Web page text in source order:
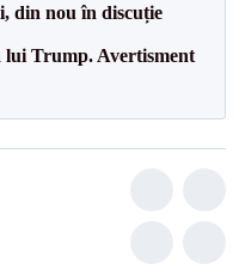
din nou în discuție
Trump. Avertisment